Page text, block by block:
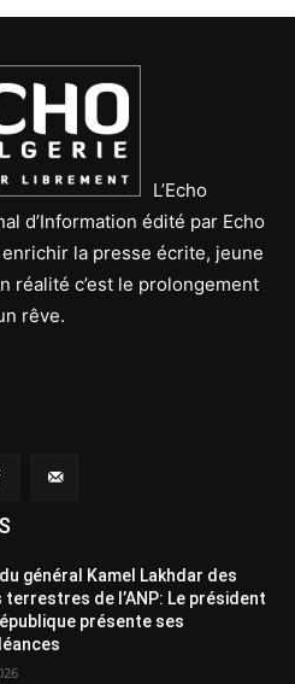
L’Echo
d’Information édité par Echo
la presse écrite, jeune
réalité c’est le prolongement
rêve.
général Kamel Lakhdar des
terrestres de l’ANP: Le président
présente ses